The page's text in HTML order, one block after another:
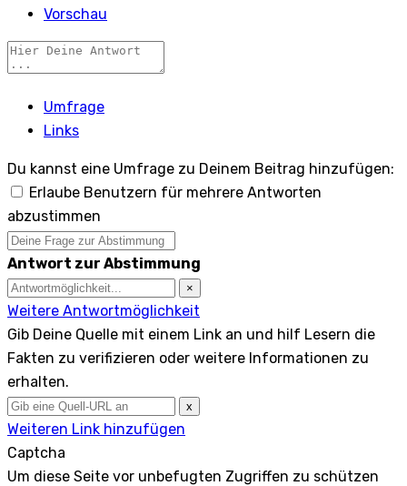
Vorschau
Umfrage
Links
Du kannst eine Umfrage zu Deinem Beitrag hinzufügen:
Erlaube Benutzern für mehrere Antworten
abzustimmen
Antwort zur Abstimmung
×
Weitere Antwortmöglichkeit
Gib Deine Quelle mit einem Link an und hilf Lesern die
Fakten zu verifizieren oder weitere Informationen zu
erhalten.
x
Weiteren Link hinzufügen
Captcha
Um diese Seite vor unbefugten Zugriffen zu schützen